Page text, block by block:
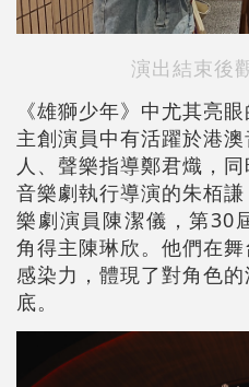
演出結束後
《雄獅少年》中尤其亮
主創演員中有活躍於港
人、聲樂指導鄭君熾，
音樂劇執行導演的朱栢
樂劇演員陳潔儀，第30
角得主陳琳欣。他們在
感染力，體現了對角色
底。